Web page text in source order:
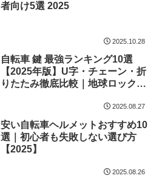
者向け5選 2025
2025.10.28
自転車 鍵 最強ランキング10選
【2025年版】U字・チェーン・折
りたたみ徹底比較｜地球ロックで
2025.08.27
安い自転車ヘルメットおすすめ10
選｜初心者も失敗しない選び方
【2025】
2025.08.26